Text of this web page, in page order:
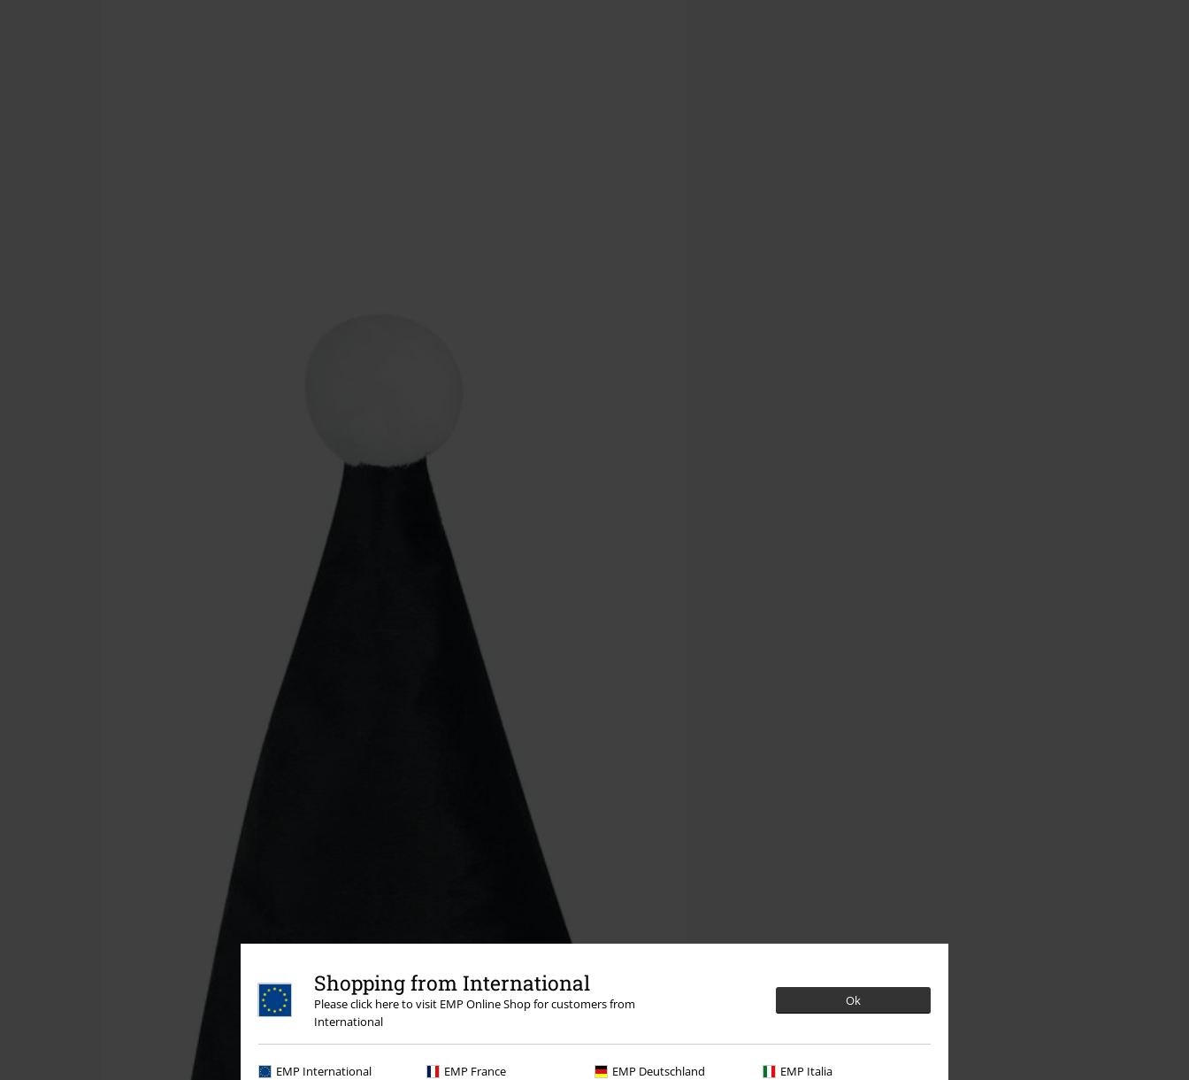
Shopping from International
Please click here to visit EMP Online Shop for customers from
International
Ok
EMP International EMP France EMP Deutschland EMP Italia